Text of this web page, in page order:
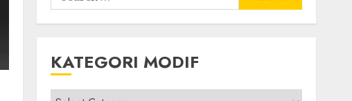
for:
KATEGORI MODIF
Kategori